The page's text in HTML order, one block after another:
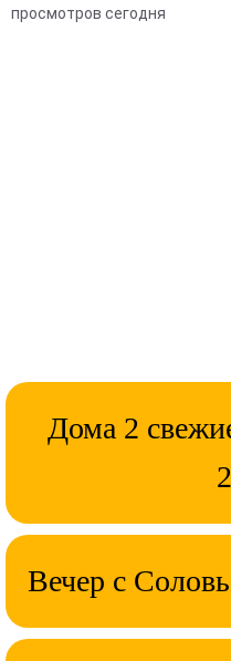
просмотров сегодня
Дома 2
Вечер с